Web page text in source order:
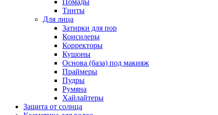
Помады
Тинты
Для лица
Затирки для пор
Консилеры
Корректоры
Кушоны
Основа (база) под макияж
Праймеры
Пудры
Румяна
Хайлайтеры
Защита от солнца